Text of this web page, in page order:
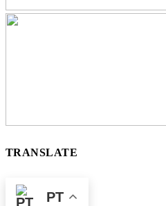
TRANSLATE
PT